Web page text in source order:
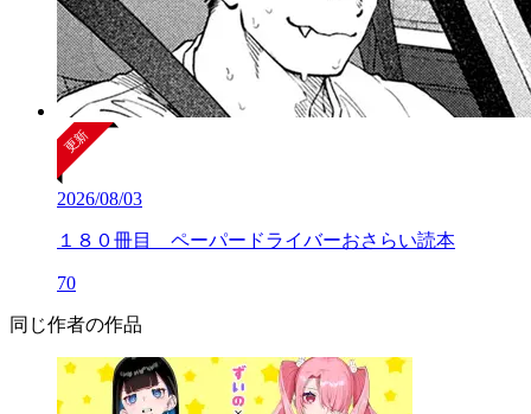
2026/08/03
１８０冊目 ペーパードライバーおさらい読本
70
同じ作者の作品